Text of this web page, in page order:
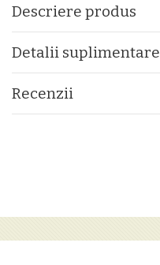
Descriere produs
Detalii suplimentare
Recenzii